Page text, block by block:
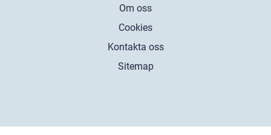
Om oss
Cookies
Kontakta oss
Sitemap